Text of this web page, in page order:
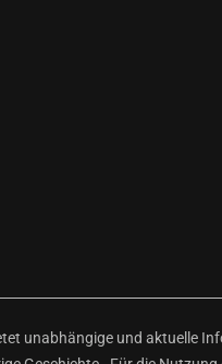
unabhängige und aktuelle